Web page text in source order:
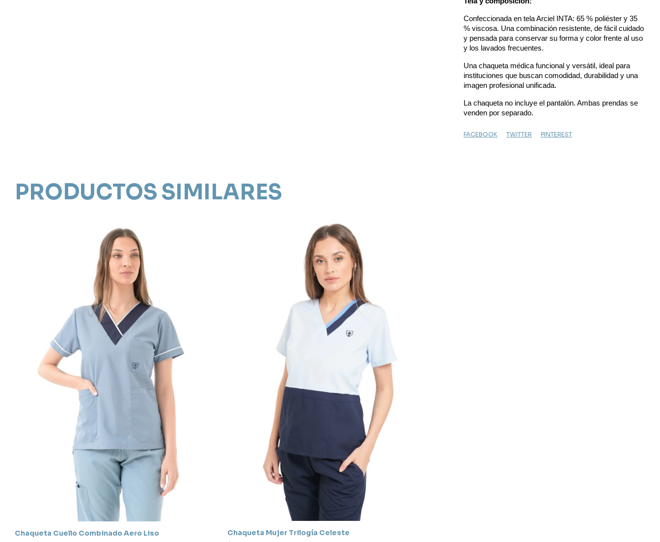
Confeccionada en tela Arciel INTA: 65 % poliéster y 35
% viscosa. Una combinación resistente, de fácil cuidado
y pensada para conservar su forma y color frente al uso
y los lavados frecuentes.
Una chaqueta médica funcional y versátil, ideal para
instituciones que buscan comodidad, durabilidad y una
imagen profesional unificada.
La chaqueta no incluye el pantalón. Ambas prendas se
venden por separado.
FACEBOOK TWITTER PINTEREST
PRODUCTOS SIMILARES
Chaqueta Cuello Combinado Aero Liso
Chaqueta Mujer Trilogía Celeste